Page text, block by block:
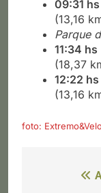
09:31
(13,16
Parque
11:34 hs
(18,37
12:22 hs
(13,16
foto: